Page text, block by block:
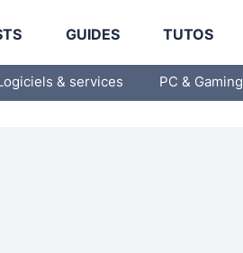
GUIDES TUTOS
& services PC & Gaming